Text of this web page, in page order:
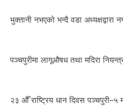
भुक्तानी नभएको भन्दै वडा अध्यक्षद्वारा
पञ्चपुरीमा लागूऔषध तथा मदिरा
२३ औँ राष्ट्रिय धान दिवस पञ्चपुरी–५